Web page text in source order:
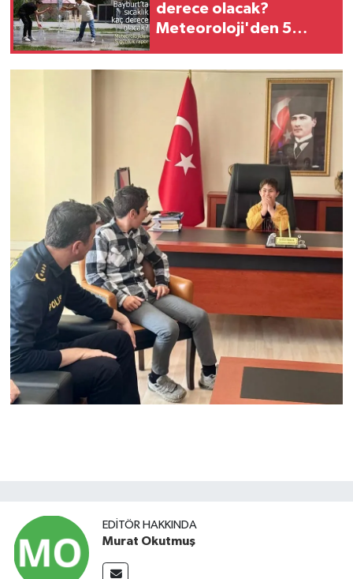
derece olacak?
Meteoroloji'den 5
EDITÖR HAKKINDA
Murat Okutmuş